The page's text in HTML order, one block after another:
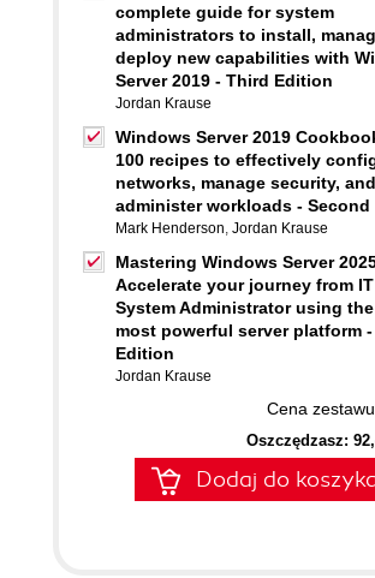
complete guide for system
administrators to install,
deploy new capabilities with
Server 2019 - Third Edition
Jordan Krause
Windows Server 2019
100 recipes to effectively
networks, manage security, and
administer workloads - Second
Mark Henderson, Jordan Krause
Mastering Windows Server
Accelerate your journey from
System Administrator using
most powerful server platform
Edition
Jordan Krause
Cena
Oszczędzasz:
Dodaj do